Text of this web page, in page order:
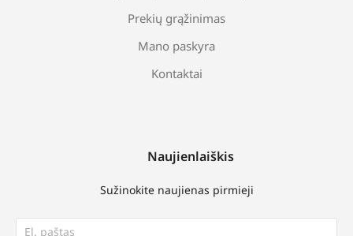
Prekių grąžinimas
Mano paskyra
Kontaktai
Naujienlaiškis
Sužinokite naujienas pirmieji